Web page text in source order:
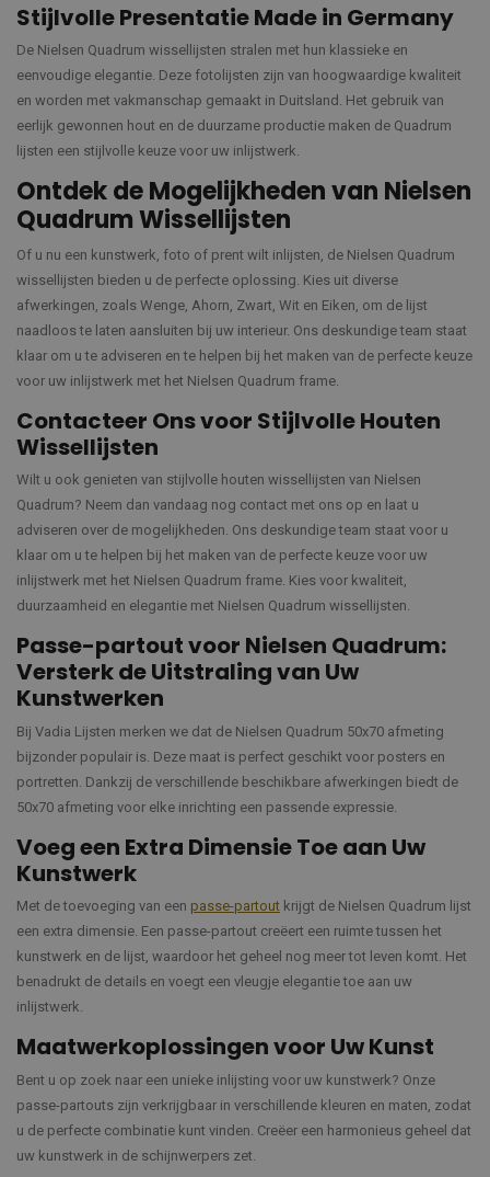
Stijlvolle Presentatie Made in Germany
De Nielsen Quadrum wissellijsten stralen met hun klassieke en
eenvoudige elegantie. Deze fotolijsten zijn van hoogwaardige kwaliteit
en worden met vakmanschap gemaakt in Duitsland. Het gebruik van
eerlijk gewonnen hout en de duurzame productie maken de Quadrum
lijsten een stijlvolle keuze voor uw inlijstwerk.
Ontdek de Mogelijkheden van Nielsen
Quadrum Wissellijsten
Of u nu een kunstwerk, foto of prent wilt inlijsten, de Nielsen Quadrum
wissellijsten bieden u de perfecte oplossing. Kies uit diverse
afwerkingen, zoals Wenge, Ahorn, Zwart, Wit en Eiken, om de lijst
naadloos te laten aansluiten bij uw interieur. Ons deskundige team staat
klaar om u te adviseren en te helpen bij het maken van de perfecte keuze
voor uw inlijstwerk met het Nielsen Quadrum frame.
Contacteer Ons voor Stijlvolle Houten
Wissellijsten
Wilt u ook genieten van stijlvolle houten wissellijsten van Nielsen
Quadrum? Neem dan vandaag nog contact met ons op en laat u
adviseren over de mogelijkheden. Ons deskundige team staat voor u
klaar om u te helpen bij het maken van de perfecte keuze voor uw
inlijstwerk met het Nielsen Quadrum frame. Kies voor kwaliteit,
duurzaamheid en elegantie met Nielsen Quadrum wissellijsten.
Passe-partout voor Nielsen Quadrum:
Versterk de Uitstraling van Uw
Kunstwerken
Bij Vadia Lijsten merken we dat de Nielsen Quadrum 50x70 afmeting
bijzonder populair is. Deze maat is perfect geschikt voor posters en
portretten. Dankzij de verschillende beschikbare afwerkingen biedt de
50x70 afmeting voor elke inrichting een passende expressie.
Voeg een Extra Dimensie Toe aan Uw
Kunstwerk
Met de toevoeging van een passe-partout krijgt de Nielsen Quadrum lijst
een extra dimensie. Een passe-partout creëert een ruimte tussen het
kunstwerk en de lijst, waardoor het geheel nog meer tot leven komt. Het
benadrukt de details en voegt een vleugje elegantie toe aan uw
inlijstwerk.
Maatwerkoplossingen voor Uw Kunst
Bent u op zoek naar een unieke inlijsting voor uw kunstwerk? Onze
passe-partouts zijn verkrijgbaar in verschillende kleuren en maten, zodat
u de perfecte combinatie kunt vinden. Creëer een harmonieus geheel dat
uw kunstwerk in de schijnwerpers zet.